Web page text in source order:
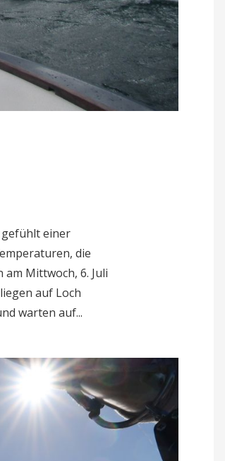
gefühlt einer
die
Mittwoch, 6. Juli
auf Loch
warten auf...